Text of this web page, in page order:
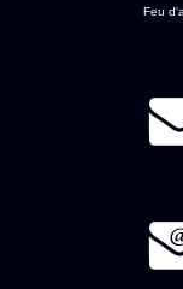
Feu